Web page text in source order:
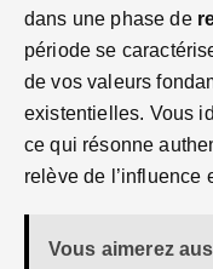
dans une phase de
période se
de vos valeurs
existentielles. Vous
ce qui résonne
relève de l’influence
Vous aimerez